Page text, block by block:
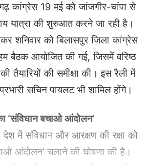
कांग्रेस 19 मई को जांजगीर-चांपा से
यात्रा की शुरुआत करने जा रही है।
शनिवार को बिलासपुर जिला कांग्रेस
बैठक आयोजित की गई, जिसमें वरिष्ठ
तैयारियों की समीक्षा की। इस रैली में
सचिन पायलट भी शामिल होंगे।
‘संविधान बचाओ आंदोलन’
देश में संविधान और आरक्षण की रक्षा को
आंदोलन’ चलाने की घोषणा की है।